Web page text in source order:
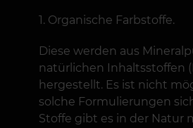
Organische Farbstoffe.
Diese werden aus
natürlichen Inhaltsstoffen
hergestellt. Es ist nicht
solche Formulierungen
Stoffe gibt es in der Natur